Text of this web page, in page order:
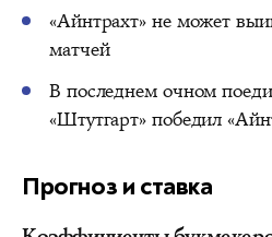
«Айнтрахт» не может
матчей
В последнем очном
«Штутгарт» победил
Прогноз и ставка